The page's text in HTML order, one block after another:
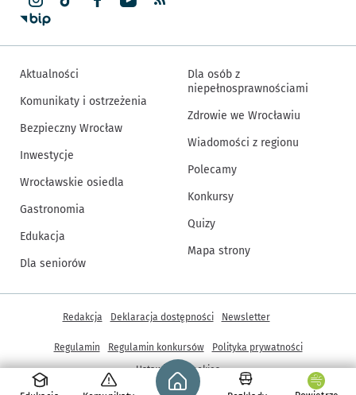
Strona główna - wroclaw.pl
Aktualności
Komunikaty i ostrzeżenia
Bezpieczny Wrocław
Inwestycje
Wrocławskie osiedla
Gastronomia
Edukacja
Dla seniorów
Dla osób z
niepełnosprawnościami
Zdrowie we Wrocławiu
Wiadomości z regionu
Polecamy
Konkursy
Quizy
Mapa strony
Inne informacje
Redakcja Deklaracja dostępności Newsletter
Regulamin Regulamin konkursów
Polityka prywatności
Ustawienia cookies